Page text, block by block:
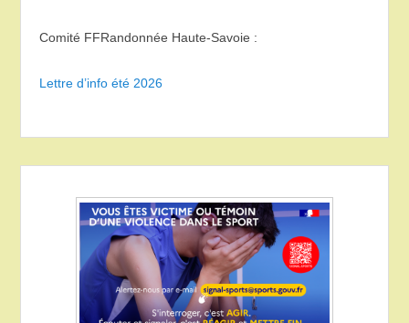
Comité FFRandonnée Haute-Savoie :
Lettre d’info été 2026